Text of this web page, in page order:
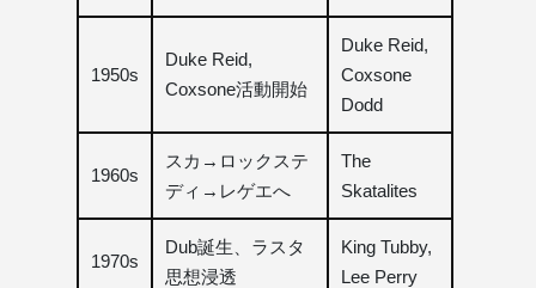
1950s
Duke Reid,
Coxsone活動開始
Duke Reid,
Coxsone
Dodd
1960s
スカ→ロックステ
ディ→レゲエへ
The
Skatalites
1970s
Dub誕生、ラスタ
思想浸透
King Tubby,
Lee Perry